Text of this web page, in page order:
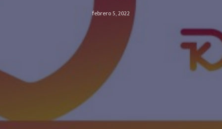
febrero 5, 2022